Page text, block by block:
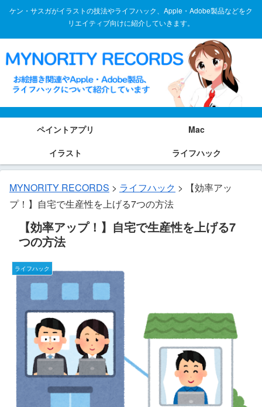
ケン・サスガがイラストの技法やライフハック、Apple・Adobe製品などをク
リエイティブ向けに紹介していきます。
ペイントアプリ
Mac
イラスト
ライフハック
MYNORITY RECORDS > ライフハック >
【効率アッ
プ！】自宅で生産性を上げる7つの方法
【効率アップ！】自宅で生産性を上げる7
つの方法
ライフハック